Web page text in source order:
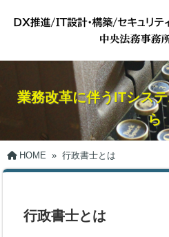
業務改革に伴うITシス
ら
HOME » 行政書士とは
行政書士とは